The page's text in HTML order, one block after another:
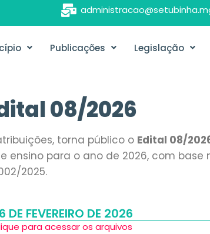
Publicações Legislação
08/2026
torna público o Edital 08/
para o ano de 2026, com
2025.
DE FEVEREIRO DE 2026
para acessar os arquivos